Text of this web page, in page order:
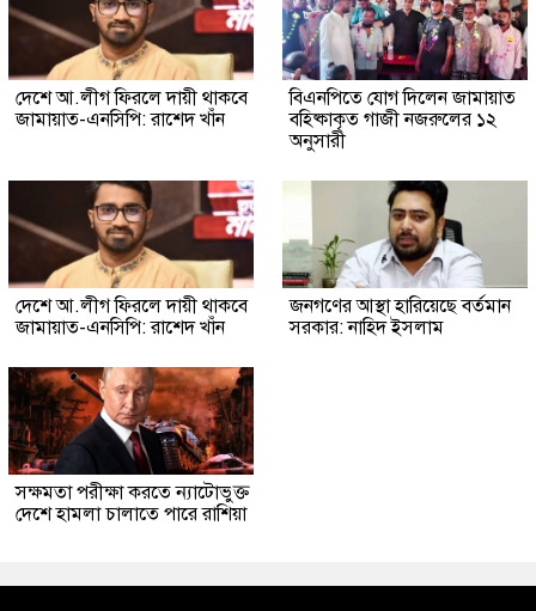
দেশে আ.লীগ ফিরলে দায়ী থাকবে
জামায়াত-এনসিপি: রাশেদ খাঁন
বিএনপিতে যোগ দিলেন জামায়াত
বহিষ্কাকৃত গাজী নজরুলের ১২
অনুসারী
দেশে আ.লীগ ফিরলে দায়ী থাকবে
জামায়াত-এনসিপি: রাশেদ খাঁন
জনগণের আস্থা হারিয়েছে বর্তমান
সরকার: নাহিদ ইসলাম
সক্ষমতা পরীক্ষা করতে ন্যাটোভুক্ত
দেশে হামলা চালাতে পারে রাশিয়া